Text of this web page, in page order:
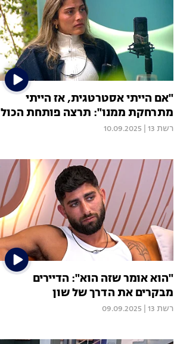
"אם הייתי אסטרטגית, אז הייתי
מתרחקת ממנו": תרצה פותחת הכול
רשת 13 10.09.2025
"הוא אומר שזה הוא": הדיירים
מבקרים את הדרך של שון
רשת 13 09.09.2025